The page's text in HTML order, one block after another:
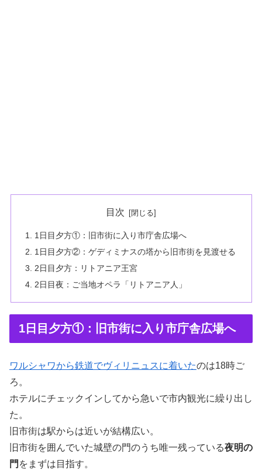
目次
1日目夕方①：旧市街に入り市庁舎広場へ
1日目夕方②：ゲディミナスの塔から旧市街を見渡せる
2日目夕方：リトアニア王宮
2日目夜：ご当地オペラ「リトアニア人」
1日目夕方①：旧市街に入り市庁舎広場へ
ワルシャワから鉄道でヴィリニュスに着いたのは18時ご
ろ。
ホテルにチェックインしてから急いで市内観光に繰り出し
た。
旧市街は駅からは近いが結構広い。
旧市街を囲んでいた城壁の門のうち唯一残っている夜明の
門 をまずは目指す。